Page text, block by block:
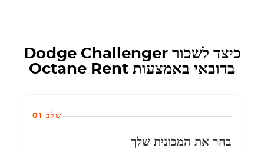
כיצד לשכור Dodge Challenger
בדובאי באמצעות Octane Rent
שלב 01
בחר את המכונית שלך